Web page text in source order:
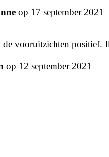
op 17 september 2021
de vooruitzichten
op 12 september 2021